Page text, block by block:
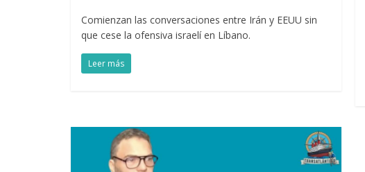
Comienzan las conversaciones entre Irán y EEUU sin
que cese la ofensiva israelí en Líbano.
Leer más